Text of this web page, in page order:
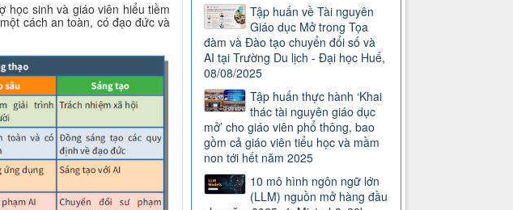
học sinh và giáo viên hiểu tiềm
cách an toàn, có đạo đức và
Tập huấn về Tài nguyên
Giáo dục Mở trong Tọa
đàm và Đào tạo chuyển đổi số và
AI tại Trường Du lịch - Đại học Huế,
08/08/2025
Tập huấn thực hành ‘Khai
thác tài nguyên giáo dục
mở’ cho giáo viên phổ thông, bao
gồm cả giáo viên tiểu học và mầm
non tới hết năm 2025
10 mô hình ngôn ngữ lớn
(LLM) nguồn mở hàng đầu